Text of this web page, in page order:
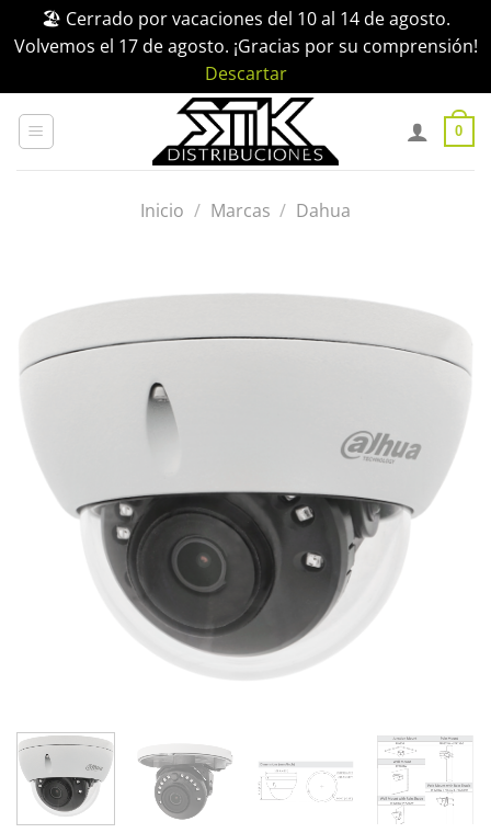
🏖️ Cerrado por vacaciones del 10 al 14 de agosto.
Volvemos el 17 de agosto. ¡Gracias por su comprensión!
Descartar
0
Inicio / Marcas / Dahua